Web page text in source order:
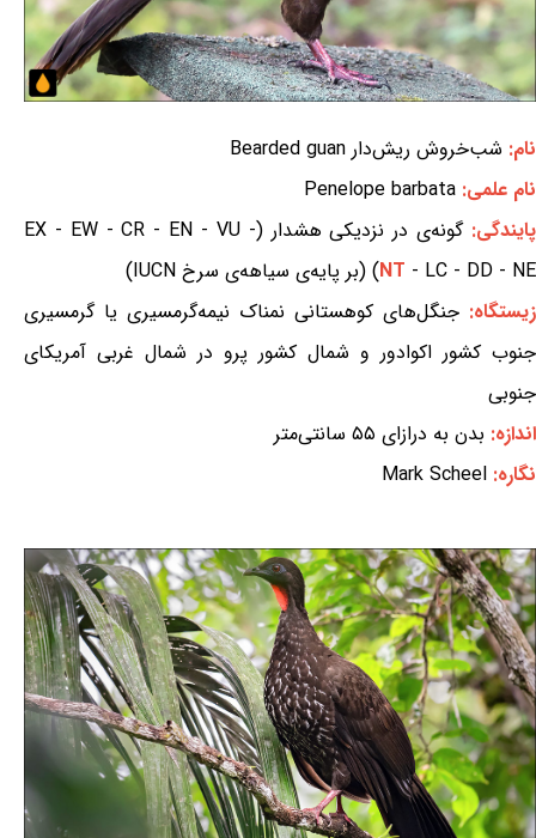
نام: شب‌خروش ریش‌دار Bearded guan
نام علمی: Penelope barbata
پایندگی:گونه‌ی در نزدیکی هشدار (EX - EW - CR - EN - VU -
NT - LC - DD - NE) (بر پایه‌ی سیاهه‌ی سرخ IUCN)
زیستگاه: جنگل‌های کوهستانی نمناک نیمه‌گرمسیری یا گرمسیری
جنوب کشور اکوادور و شمال کشور پرو در شمال غربی آمریکای
جنوبی
اندازه: بدن به درازای ۵۵ سانتی‌متر
نگاره: Mark Scheel